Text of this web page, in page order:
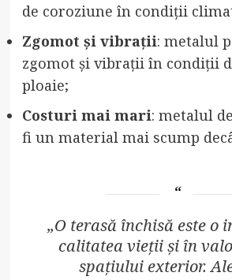
de coroziune în condiții
Zgomot și vibrații: metalul
zgomot și vibrații în condiții
ploaie;
Costuri mai mari: metalul
fi un material mai scump
„O terasă închisă este o
calitatea vieții și în
spațiului exterior.